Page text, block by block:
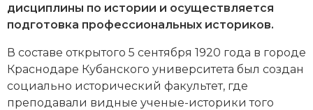
История, философия, теория и методология
исторического знания
Итория международных отношений
Латинская Америка
дисциплины по истории и осуществляется
подготовка профессиональных историков.
В составе открытого 5 сентября 1920 года в городе
Краснодаре Кубанского университета был создан
социально исторический факультет, где
преподавали видные ученые-историки того